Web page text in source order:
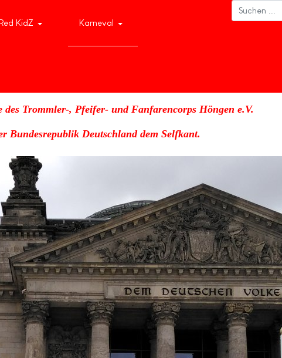
KidZ Karneval
Trommler-, Pfeifer- und Fanfarencorps Höngen e.V.
Bundesrepublik Deutschland dem Selfkant.